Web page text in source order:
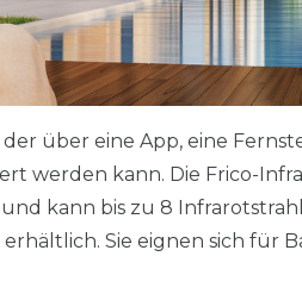
über eine App, eine
werden kann. Die Frico-
kann bis zu 8
Sie eignen sich für